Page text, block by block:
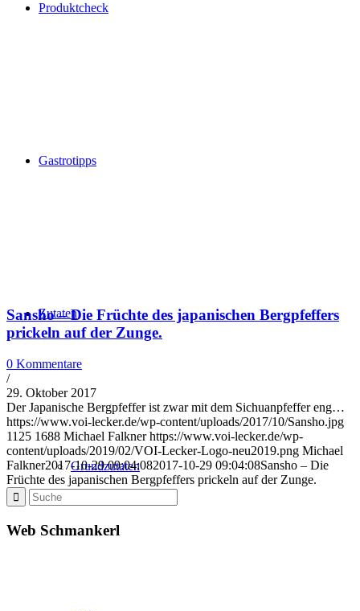
Produktcheck
Gastrotipps
Zutaten
Grundzutaten
Sansho – Die Früchte des japanischen Bergpfeffers
prickeln auf der Zunge.
0 Kommentare
/
29. Oktober 2017
Der Japanische Bergpfeffer ist zwar mit dem Sichuanpfeffer eng…
https://www.voi-lecker.de/wp-content/uploads/2017/10/Sansho.jpg
1125 1688 Michael Falkner https://www.voi-lecker.de/wp-
content/uploads/2019/02/VOI-Lecker-Logo-neu2019.png Michael
Falkner2017-10-29 09:04:082017-10-29 09:04:08Sansho – Die
Früchte des japanischen Bergpfeffers prickeln auf der Zunge.
Web Schmankerl